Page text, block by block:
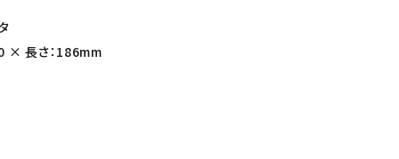
× 長さ：186mm